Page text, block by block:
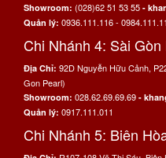
Showroom: (028)62 51 53 55 -
Quản lý: 0936.111.116 -
Chi Nhánh 4: Sài Gòn
Địa Chỉ: 92D Nguyễn Hữu Cảnh,
Gon Pearl)
Showroom: 028.62.69.69.69 -
Quản lý: 0917.111.011
Chi Nhánh 5: Biên